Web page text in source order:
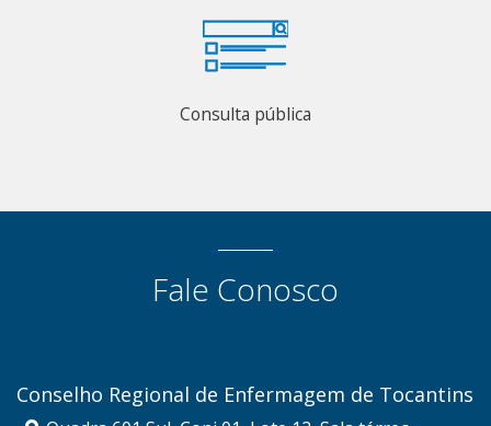
Consulta pública
Fale Conosco
Conselho Regional de Enfermagem de Tocantins